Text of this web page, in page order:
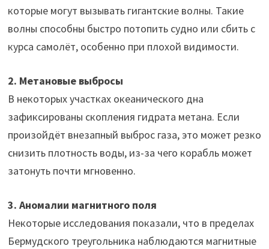
которые могут вызывать гигантские волны. Такие
волны способны быстро потопить судно или сбить с
курса самолёт, особенно при плохой видимости.
2. Метановые выбросы
В некоторых участках океанического дна
зафиксированы скопления гидрата метана. Если
произойдёт внезапный выброс газа, это может резко
снизить плотность воды, из-за чего корабль может
затонуть почти мгновенно.
3. Аномалии магнитного поля
Некоторые исследования показали, что в пределах
Бермудского треугольника наблюдаются магнитные